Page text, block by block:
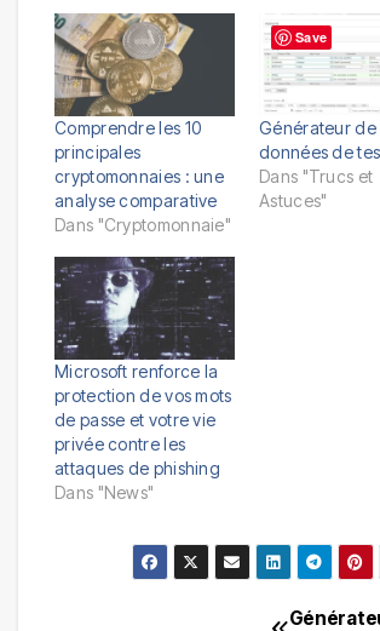
Comprendre les 10
principales
cryptomonnaies : une
analyse comparative
Dans "Cryptomonnaie"
Générateur de
données de
Dans "Trucs et
Astuces"
Microsoft renforce la
protection de vos mots
de passe et votre vie
privée contre les
attaques de phishing
Dans "News"
Save